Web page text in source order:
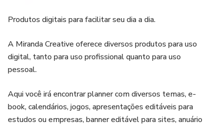
Produtos digitais para facilitar seu dia a dia.
A Miranda Creative oferece diversos produtos para uso
digital, tanto para uso profissional quanto para uso
pessoal.
Aqui você irá encontrar planner com diversos temas, e-
book, calendários, jogos, apresentações editáveis para
estudos ou empresas, banner editável para sites, anuário